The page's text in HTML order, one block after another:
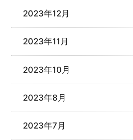
2023年12月
2023年11月
2023年10月
2023年8月
2023年7月